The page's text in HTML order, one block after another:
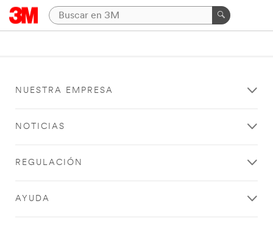
NUESTRA EMPRESA
NOTICIAS
REGULACIÓN
AYUDA